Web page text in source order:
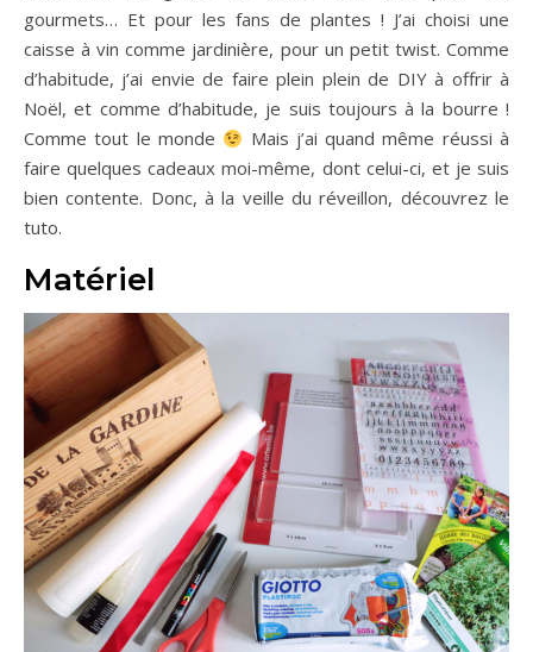
gourmets… Et pour les fans de plantes ! J’ai choisi une
caisse à vin comme jardinière, pour un petit twist. Comme
d’habitude, j’ai envie de faire plein plein de DIY à offrir à
Noël, et comme d’habitude, je suis toujours à la bourre !
Comme tout le monde
Mais j’ai quand même réussi à
faire quelques cadeaux moi-même, dont celui-ci, et je suis
bien contente. Donc, à la veille du réveillon, découvrez le
tuto.
Matériel